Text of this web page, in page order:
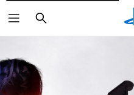
Buscar